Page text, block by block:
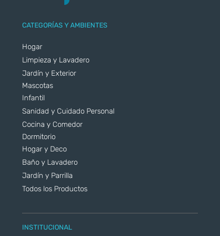
CATEGORÍAS Y AMBIENTES
Hogar
Limpieza y Lavadero
Jardín y Exterior
Mascotas
Infantil
Sanidad y Cuidado Personal
Cocina y Comedor
Dormitorio
Hogar y Deco
Baño y Lavadero
Jardín y Parrilla
Todos los Productos
INSTITUCIONAL